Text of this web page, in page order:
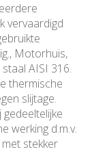
vervaardigd
Motorhuis,
AISI 316.
thermische
slijtage.
werking d.m.v.
stekker